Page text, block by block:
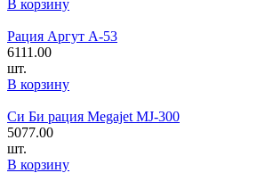
В корзину
Рация Аргут А-53
6111.00
шт.
В корзину
Си Би рация Megajet MJ-300
5077.00
шт.
В корзину